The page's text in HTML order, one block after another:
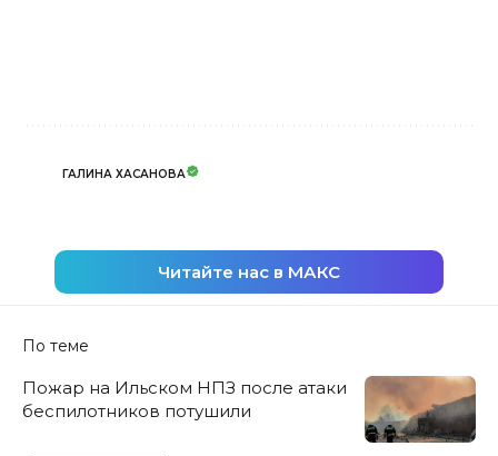
ГАЛИНА ХАСАНОВА
Читайте нас в МАКС
По теме
Пожар на Ильском НПЗ после атаки
беспилотников потушили